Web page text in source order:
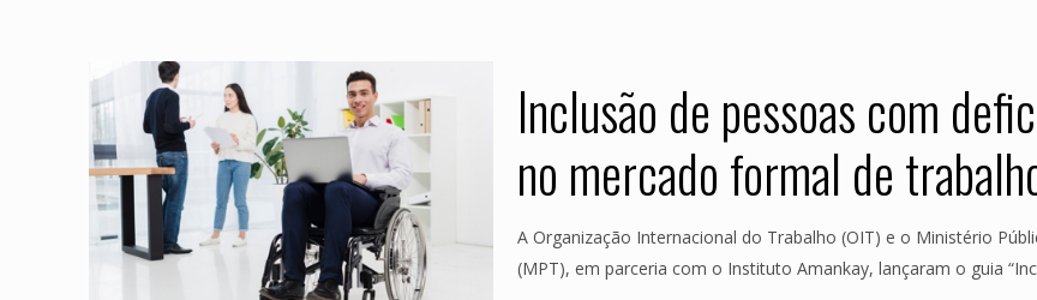
Inclusão de pessoas com
no mercado formal de
A Organização Internacional do Trabalho (OIT) e o Ministério
(MPT), em parceria com o Instituto Amankay, lançaram o guia